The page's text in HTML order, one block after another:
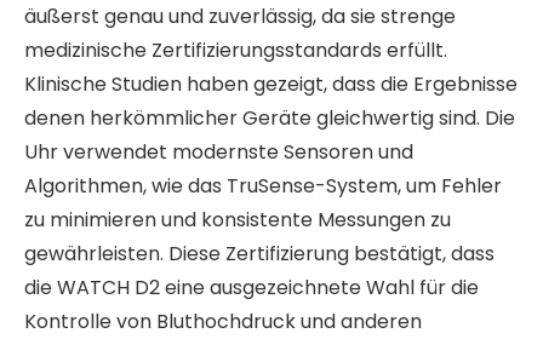
äußerst genau und zuverlässig, da sie strenge
medizinische Zertifizierungsstandards erfüllt.
Klinische Studien haben gezeigt, dass die Ergebnisse
denen herkömmlicher Geräte gleichwertig sind. Die
Uhr verwendet modernste Sensoren und
Algorithmen, wie das TruSense-System, um Fehler
zu minimieren und konsistente Messungen zu
gewährleisten. Diese Zertifizierung bestätigt, dass
die WATCH D2 eine ausgezeichnete Wahl für die
Kontrolle von Bluthochdruck und anderen